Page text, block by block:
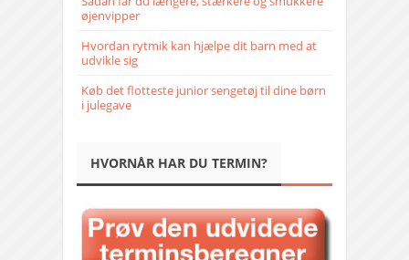
øjenvipper
Hvordan rytmik kan hjælpe dit barn med at
udvikle sig
Køb det flotteste junior sengetøj til dine børn
i julegave
HVORNÅR HAR DU TERMIN?